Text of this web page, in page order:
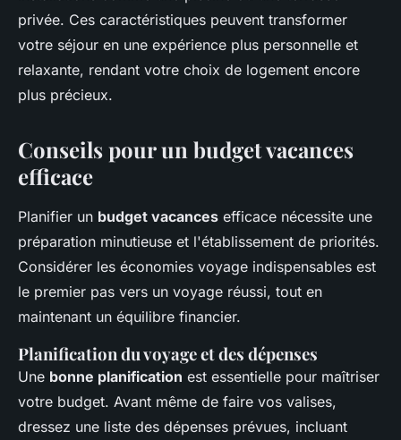
privée. Ces caractéristiques peuvent transformer
votre séjour en une expérience plus personnelle et
relaxante, rendant votre choix de logement encore
plus précieux.
Conseils pour un budget vacances
efficace
Planifier un budget vacances efficace nécessite une
préparation minutieuse et l'établissement de priorités.
Considérer les économies voyage indispensables est
le premier pas vers un voyage réussi, tout en
maintenant un équilibre financier.
Planification du voyage et des dépenses
Une bonne planification est essentielle pour maîtriser
votre budget. Avant même de faire vos valises,
dressez une liste des dépenses prévues, incluant